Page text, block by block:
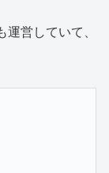
営していて、